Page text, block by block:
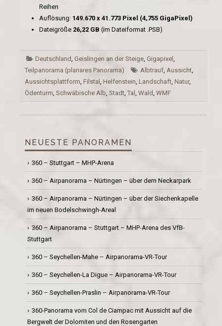
Reihen
Auflösung: 149.670 x 41.773 Pixel (4,755 GigaPixel)
Dateigröße 26,22 GB (im Dateiformat .PSB)
Deutschland ,Geislingen an der Steige ,Gigapixel
Teilpanorama (planares Panorama)
Albtrauf, Aussicht,
Aussichtsplattform Filstal Helfenstein Landschaft Natur,
Ödenturm Schwäbische Alb Stadt Tal Wald WMF
NEUESTE PANORAMEN
360 – Stuttgart – MHP-Arena
360 – Airpanorama – Nürtingen – über dem Neckarpark
360 – Airpanorama – Nürtingen – über der Siechenkapelle
im neuen Bodelschwingh-Areal
360 – Airpanorama – Stuttgart – MHP-Arena des VfB-
Stuttgart
360 – Seychellen-Mahe – Airpanorama-VR-Tour
360 – Seychellen-La Digue – Airpanorama-VR-Tour
360 – Seychellen-Praslin – Airpanorama-VR-Tour
360-Panorama vom Col de Ciampac mit Aussicht auf die
Bergwelt der Dolomiten und den Rosengarten